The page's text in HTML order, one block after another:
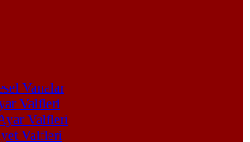
Vanalar
Valfleri
Valfleri
Valfleri